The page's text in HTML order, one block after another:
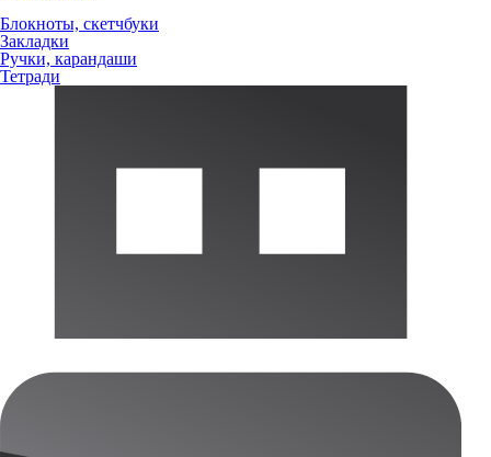
Блокноты, скетчбуки
Закладки
Ручки, карандаши
Тетради